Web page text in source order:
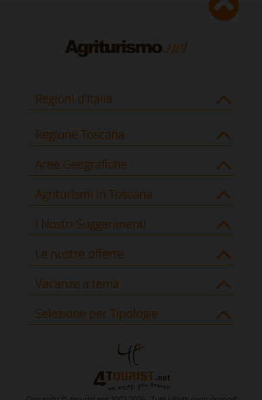
Regioni d'Italia
Regione Toscana
Aree Geografiche
Agriturismi in Toscana
I Nostri Suggerimenti
Le nostre offerte
Vacanze a tema
Selezione per Tipologie